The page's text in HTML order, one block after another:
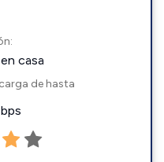
casa
de hasta